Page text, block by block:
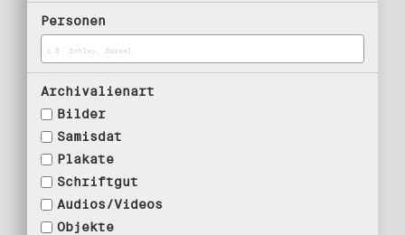
Personen
Archivalienart
Bilder
Samisdat
Plakate
Schriftgut
Audios/Videos
Objekte